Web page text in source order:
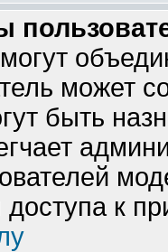
может
быть
доступа к